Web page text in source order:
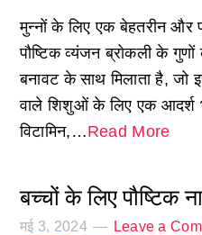
मुन्नों के लिए एक बेहतरीन और
पौष्टिक व्यंजन ब्रोकली के
बनावट के साथ मिलाता है, जो
वाले शिशुओं के लिए एक आदर्श
विटामिन,…Read More
बच्चों के लिए पौष्टिक
मई 3, 2024 Leave a